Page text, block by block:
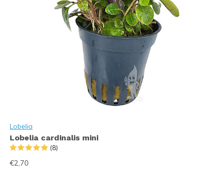
Lobelia
Lobelia cardinalis mini
(8)
€2,70